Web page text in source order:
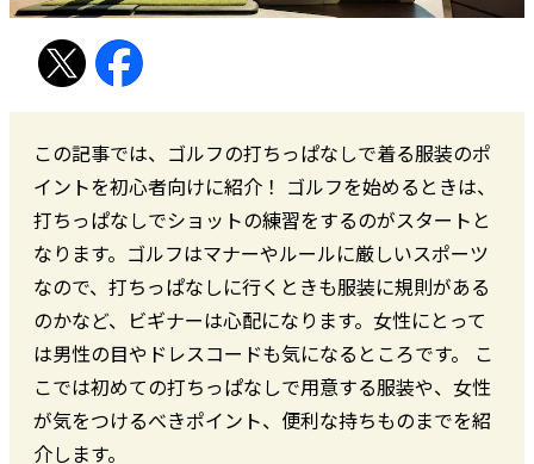
この記事では、ゴルフの打ちっぱなしで着る服装のポ
イントを初心者向けに紹介！ ゴルフを始めるときは、
打ちっぱなしでショットの練習をするのがスタートと
なります。ゴルフはマナーやルールに厳しいスポーツ
なので、打ちっぱなしに行くときも服装に規則がある
のかなど、ビギナーは心配になります。女性にとって
は男性の目やドレスコードも気になるところです。 こ
こでは初めての打ちっぱなしで用意する服装や、女性
が気をつけるべきポイント、便利な持ちものまでを紹
介します。